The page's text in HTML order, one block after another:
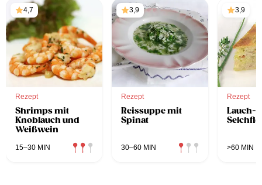
4,7
Rezept
Shrimps mit
Knoblauch und
Weißwein
15–30 MIN
3,9
Rezept
Reissuppe mit
Spinat
30–60 MIN
3,9
Rezept
Lauch-
>60 MIN